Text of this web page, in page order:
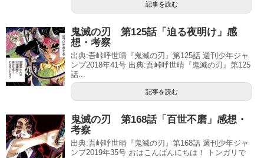
記事を読む
鬼滅の刃 第125話「迫る夜明け」感
想・考察
出典:吾峠呼世晴『鬼滅の刃』第125話 週刊少年ジャ
ンプ2018年41号 出典:吾峠呼世晴『鬼滅の刃』第125
話...
記事を読む
鬼滅の刃 第168話「百世不磨」感想・
考察
出典:吾峠呼世晴『鬼滅の刃』第168話 週刊少年ジャ
ンプ2019年35号 おはこんばんにちは！ トンガリで